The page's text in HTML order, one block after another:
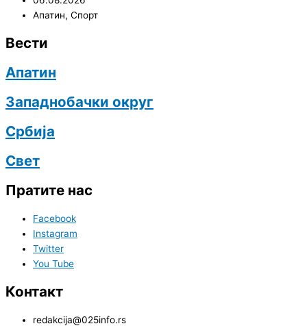
Апатин, Спорт
Вести
Апатин
Западнобачки округ
Србија
Свет
Пратите нас
Facebook
Instagram
Twitter
You Tube
Контакт
redakcija@025info.rs